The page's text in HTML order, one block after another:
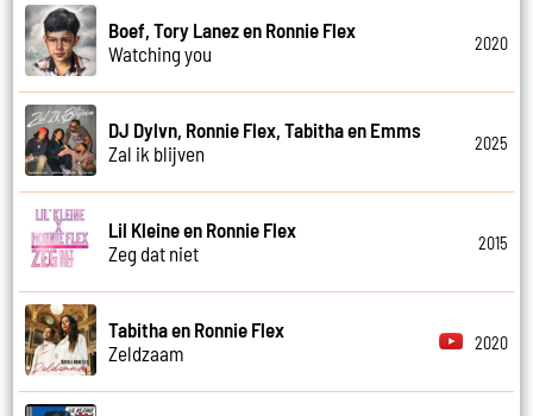
Boef, Tory Lanez en Ronnie Flex
Watching you
2020
DJ Dylvn, Ronnie Flex, Tabitha en Emms
Zal ik blijven
2025
Lil Kleine en Ronnie Flex
Zeg dat niet
2015
Tabitha en Ronnie Flex
Zeldzaam
2020